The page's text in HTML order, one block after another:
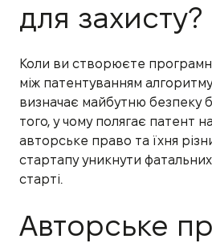
для захисту?
Коли ви створюєте
між патентуванням
визначає майбутню безпеку
того, у чому полягає патент
авторське право та їхня
стартапу уникнути
старті.
Авторське